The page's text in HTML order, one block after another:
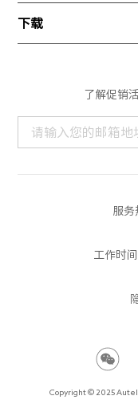
巡检
随心飞
服务进度查询
解禁申请
下载
行业产品
消费产品
生态产品
了解促销
服
工作时
Copyright © 2025 Autel